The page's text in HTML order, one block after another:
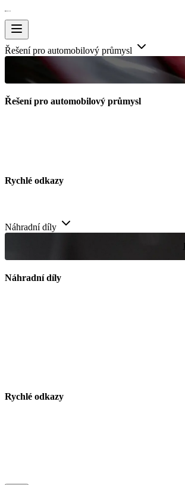
Řešení pro automobilový průmysl
Řešení pro automobilový průmysl
Rychlé odkazy
Náhradní díly
Náhradní díly
Rychlé odkazy